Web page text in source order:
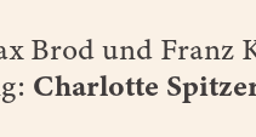
Brod und Franz
Charlotte